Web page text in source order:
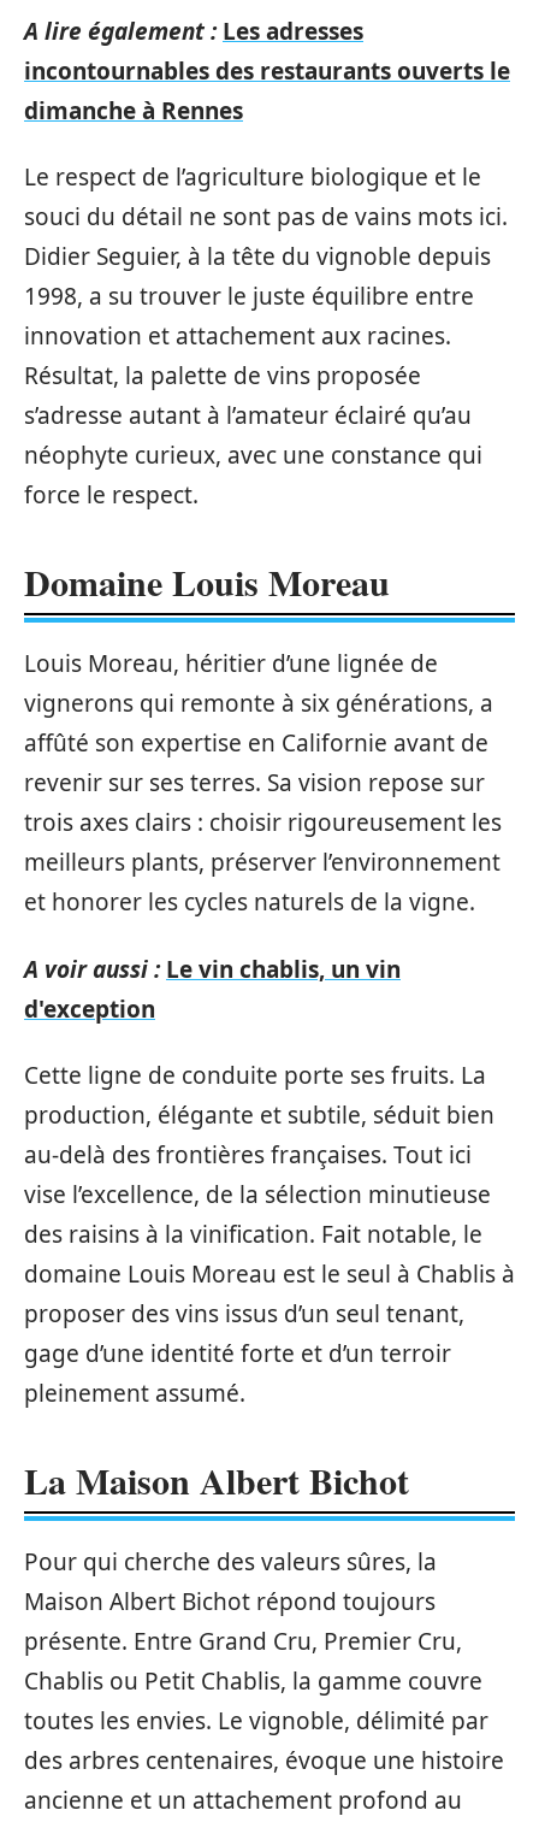
A lire également : Les adresses
incontournables des restaurants ouverts le
dimanche à Rennes
Le respect de l’agriculture biologique et le
souci du détail ne sont pas de vains mots ici.
Didier Seguier, à la tête du vignoble depuis
1998, a su trouver le juste équilibre entre
innovation et attachement aux racines.
Résultat, la palette de vins proposée
s’adresse autant à l’amateur éclairé qu’au
néophyte curieux, avec une constance qui
force le respect.
Domaine Louis Moreau
Louis Moreau, héritier d’une lignée de
vignerons qui remonte à six générations, a
affûté son expertise en Californie avant de
revenir sur ses terres. Sa vision repose sur
trois axes clairs : choisir rigoureusement les
meilleurs plants, préserver l’environnement
et honorer les cycles naturels de la vigne.
A voir aussi : Le vin chablis, un vin
d'exception
Cette ligne de conduite porte ses fruits. La
production, élégante et subtile, séduit bien
au-delà des frontières françaises. Tout ici
vise l’excellence, de la sélection minutieuse
des raisins à la vinification. Fait notable, le
domaine Louis Moreau est le seul à Chablis à
proposer des vins issus d’un seul tenant,
gage d’une identité forte et d’un terroir
pleinement assumé.
La Maison Albert Bichot
Pour qui cherche des valeurs sûres, la
Maison Albert Bichot répond toujours
présente. Entre Grand Cru, Premier Cru,
Chablis ou Petit Chablis, la gamme couvre
toutes les envies. Le vignoble, délimité par
des arbres centenaires, évoque une histoire
ancienne et un attachement profond au